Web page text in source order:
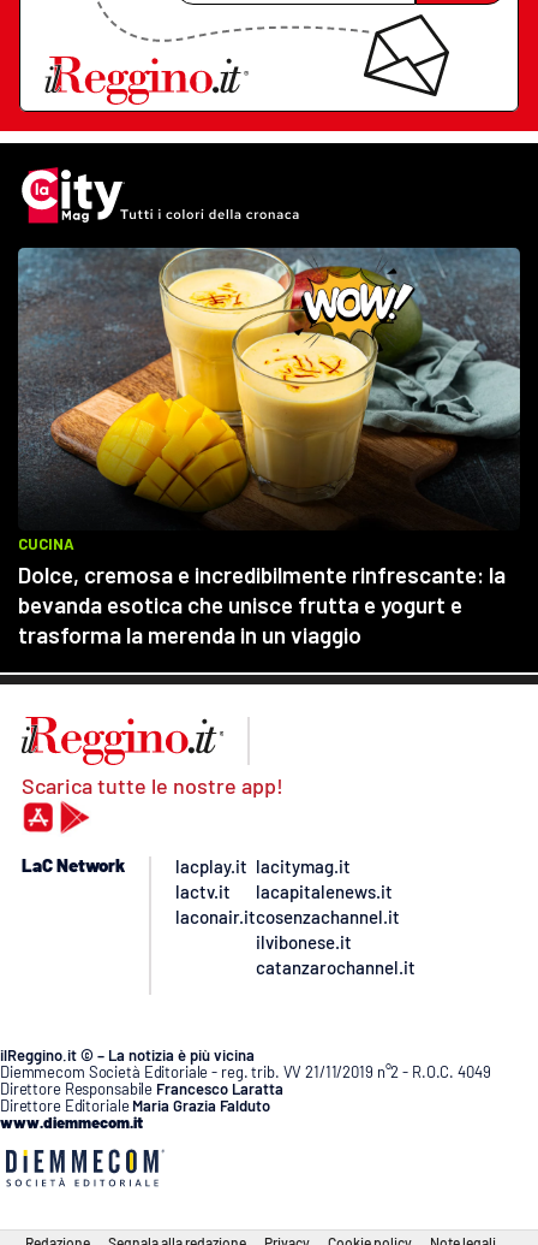
Scarica tutte le nostre app!
LaC Network
lacplay.it
lactv.it
laconair.it
lacitymag.it
lacapitalenews.it
cosenzachannel.it
ilvibonese.it
catanzarochannel.it
ilReggino.it © – La notizia è più vicina
Diemmecom Società Editoriale - reg. trib. VV 21/11/2019 n°2 - R.O.C. 4049
Direttore Responsabile Francesco Laratta
Direttore Editoriale Maria Grazia Falduto
www.diemmecom.it